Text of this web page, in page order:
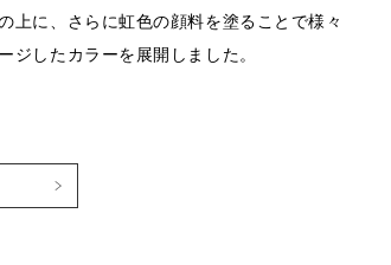
上に、さらに虹色の顔料を塗ることで様々
したカラーを展開しました。